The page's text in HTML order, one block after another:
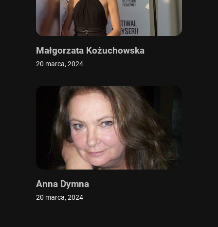
Małgorzata Kożuchowska
20 marca, 2024
Anna Dymna
20 marca, 2024